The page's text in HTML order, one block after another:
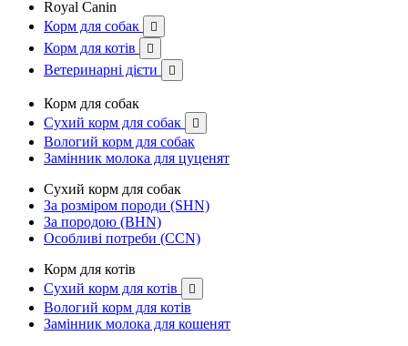
Royal Canin
Корм для собак

Корм для котів 
Ветеринарні дієти 
Корм для собак
Сухий корм для собак

Вологий корм для собак
Замінник молока для цуценят
Сухий корм для собак
За розміром породи (SHN)
За породою (BHN)
Особливі потреби (CCN)
Корм для котів
Сухий корм для котів

Вологий корм для котів
Замінник молока для кошенят